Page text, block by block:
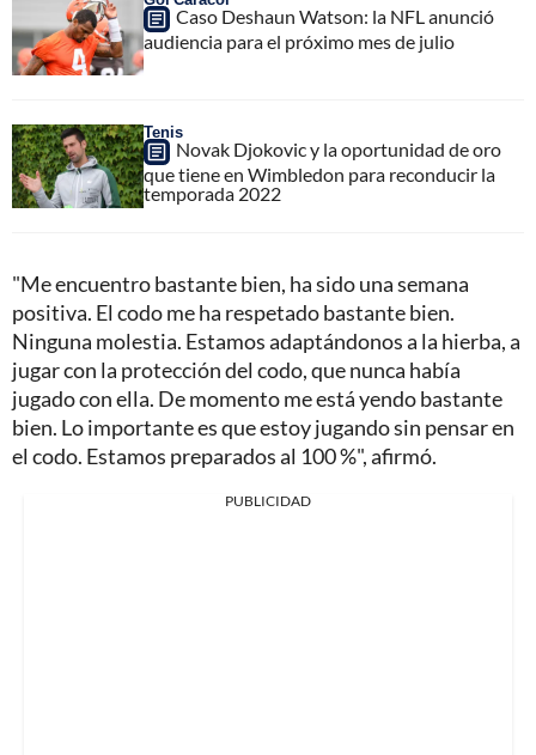
Caso Deshaun Watson: la NFL anunció
audiencia para el próximo mes de julio
Tenis
Novak Djokovic y la oportunidad de oro
que tiene en Wimbledon para reconducir la
temporada 2022
"Me encuentro bastante bien, ha sido una semana
positiva. El codo me ha respetado bastante bien.
Ninguna molestia. Estamos adaptándonos a la hierba, a
jugar con la protección del codo, que nunca había
jugado con ella. De momento me está yendo bastante
bien. Lo importante es que estoy jugando sin pensar en
el codo. Estamos preparados al 100 %", afirmó.
PUBLICIDAD